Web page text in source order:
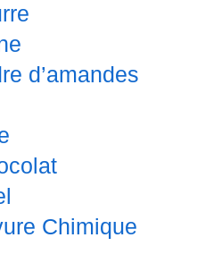
d’amandes
Chimique